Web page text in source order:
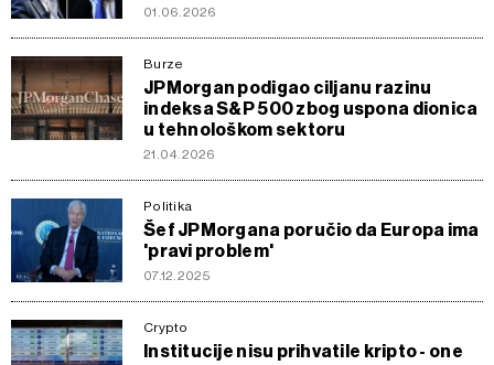
01.06.2026
Burze
JPMorgan podigao ciljanu razinu
indeksa S&P 500 zbog uspona dionica
u tehnološkom sektoru
21.04.2026
Politika
Šef JPMorgana poručio da Europa ima
'pravi problem'
07.12.2025
Crypto
Institucije nisu prihvatile kripto - one